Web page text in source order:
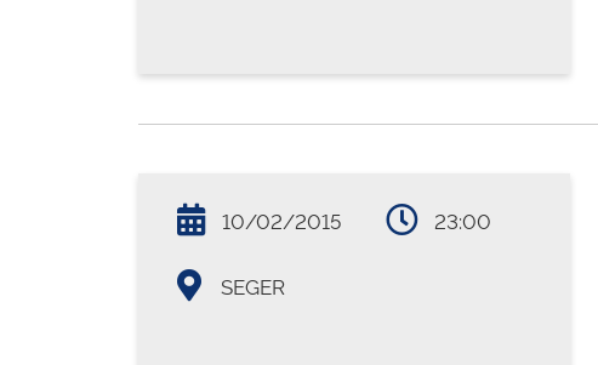
10/02/2015 23:00
SEGER